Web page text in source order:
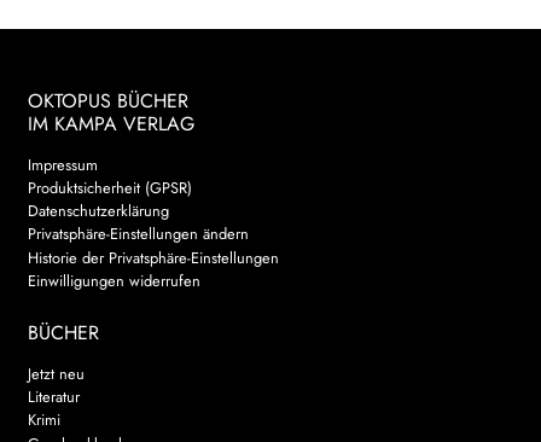
OKTOPUS BÜCHER
IM KAMPA VERLAG
Impressum
Produktsicherheit (GPSR)
Datenschutzerklärung
Privatsphäre-Einstellungen ändern
Historie der Privatsphäre-Einstellungen
Einwilligungen widerrufen
BÜCHER
Jetzt neu
Literatur
Krimi